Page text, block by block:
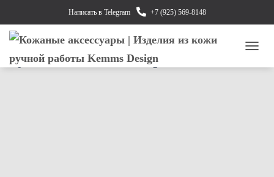
Написать в Telegram +7 (925) 569-8148
Е
Где купить и как выбрать
мужской кожаный ремень?